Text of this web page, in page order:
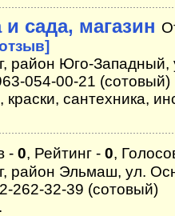
сада, магазин
район Юго-
054-00-21 (сотовый)
сантехника,
- 0, Рейтинг - 0,
район Эльмаш, ул.
262-32-39 (сотовый)